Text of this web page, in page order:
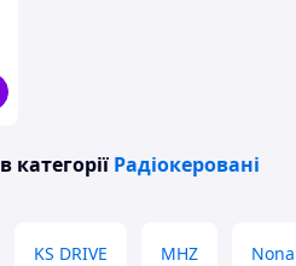
в категорії Радіокеровані
KS DRIVE MHZ